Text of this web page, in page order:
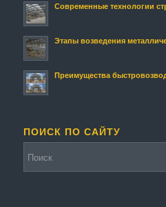
Современные технологии
Этапы возведения
Преимущества
ПОИСК ПО САЙТУ